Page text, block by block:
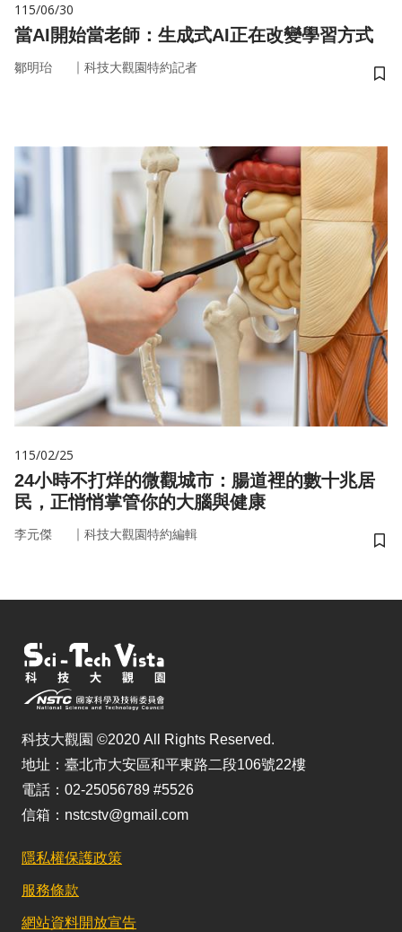
115/06/30
當AI開始當老師：生成式AI正在改變學習方式
鄒明珆 ｜ 科技大觀園特約記者
儲
115/02/25
24小時不打烊的微觀城市：腸道裡的數十兆居
民，正悄悄掌管你的大腦與健康
李元傑 ｜ 科技大觀園特約編輯
儲
科技大觀園 ©2020 All Rights Reserved.
地址：臺北市大安區和平東路二段106號22樓
電話：02-25056789 #5526
信箱：nstcstv@gmail.com
隱私權保護政策
服務條款
網站資料開放宣告